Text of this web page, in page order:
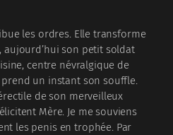
les ordres. Elle transforme
aujourd’hui son petit soldat
centre névralgique de
un instant son souffle.
de son merveilleux
Mère. Je me souviens
les penis en trophée. Par